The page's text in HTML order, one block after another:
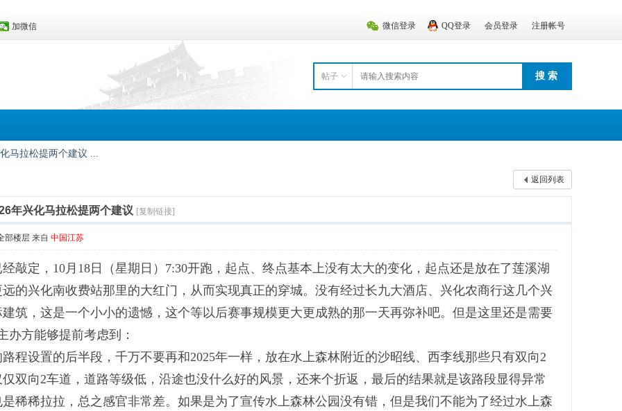
微信登录 QQ登录 会员登录 注册帐号
加微信
帖子 搜 索
马拉松提两个建议 ...
返回列表
年兴化马拉松提两个建议 [复制链接]
部楼层 来自 中国江苏
敲定，10月18日（星期日）7:30开跑，起点、终点基本上没有太大的变化，起点还是放在了莲溪湖
的兴化南收费站那里的大红门，从而实现真正的穿城。没有经过长九大酒店、兴化农商行这几个兴
筑，这是一个小小的遗憾，这个等以后赛事规模更大更成熟的那一天再弥补吧。 但是这里还是需要
办方能够提前考虑到：
程设置的后半段，千万不要再和2025年一样，放在水上森林附近的沙昭线、西李线那些只有双向2
双向2车道，道路等级低，沿途也没什么好的风景，还来个折返，最后的结果就是该路段显得异常
稀稀拉拉，总之感官非常差。如果是为了宣传水上森林公园没有错，但是我们不能为了经过水上森